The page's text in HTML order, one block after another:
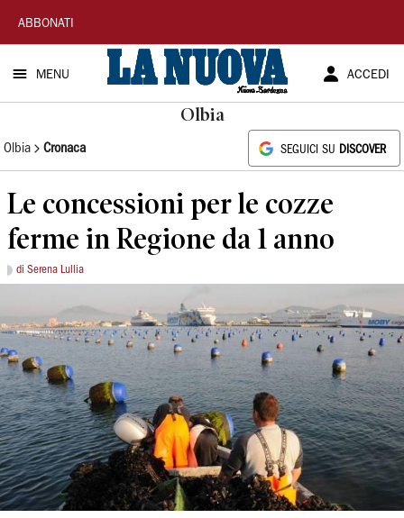
La
Nuova
Sardegna
ABBONATI
MENU ACCEDI
Olbia
Olbia Cronaca SEGUICI SU DISCOVER
Le concessioni per le cozze
ferme in Regione da 1 anno
di Serena Lullia